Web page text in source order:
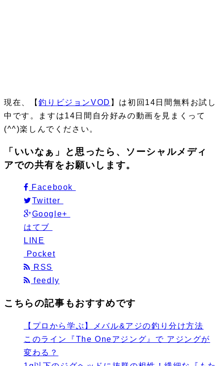
現在、【釣りビジョンVOD 】は初回14日間無料お試し
中 です。ますは14日間自分好みの動画を見まくって
(^^)楽しんでください。
「いいなぁ」と思ったら、ソーシャルメディ
アでの共有をお願いします。
Facebook
Twitter
Google+
はてブ
LINE
Pocket
RSS
feedly
こちらの記事もおすすめです
【プロから学ぶ】メバル&アジの釣り分け方法
このライン『The Oneアジング』で アジングが
変わる？